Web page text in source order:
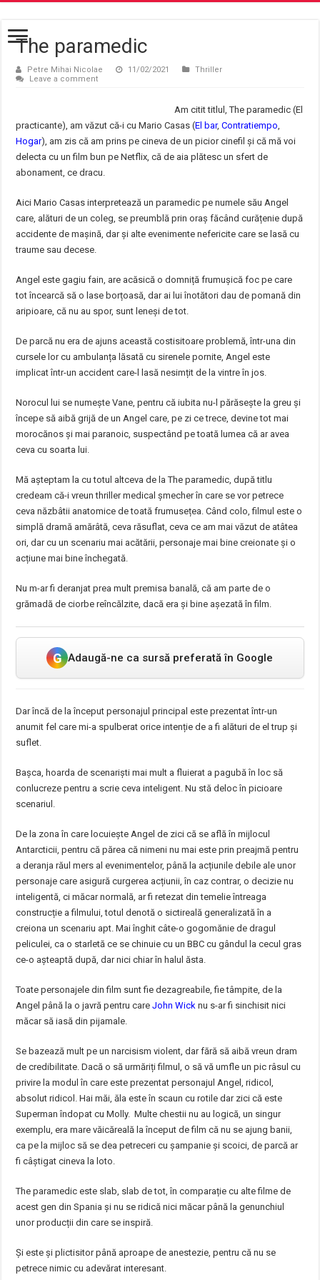
The paramedic
Petre Mihai Nicolae 11/02/2021
Thriller
Leave a comment
Am citit titlul, The paramedic (El
practicante), am văzut că-i cu Mario Casas (El bar,Contratiempo,
Hogar), am zis că am prins pe cineva de un picior cinefil și că mă voi
delecta cu un film bun pe Netflix, că de aia plătesc un sfert de
abonament, ce dracu.
Aici Mario Casas interpretează un paramedic pe numele său Angel
care, alături de un coleg, se preumblă prin oraș făcând curățenie după
accidente de mașină, dar și alte evenimente nefericite care se lasă cu
traume sau decese.
Angel este gagiu fain, are acăsică o domniță frumușică foc pe care
tot încearcă să o lase borțoasă, dar ai lui înotători dau de pomană din
aripioare, că nu au spor, sunt leneși de tot.
De parcă nu era de ajuns această costisitoare problemă, într-una din
cursele lor cu ambulanța lăsată cu sirenele pornite, Angel este
implicat într-un accident care-l lasă nesimțit de la vintre în jos.
Norocul lui se numește Vane, pentru că iubita nu-l părăsește la greu și
începe să aibă grijă de un Angel care, pe zi ce trece, devine tot mai
morocănos și mai paranoic, suspectând pe toată lumea că ar avea
ceva cu soarta lui.
Mă așteptam la cu totul altceva de la The paramedic, după titlu
credeam că-i vreun thriller medical șmecher în care se vor petrece
ceva năzbâtii anatomice de toată frumusețea. Când colo, filmul este o
simplă dramă amărâtă, ceva răsuflat, ceva ce am mai văzut de atâtea
ori, dar cu un scenariu mai acătării, personaje mai bine creionate și o
acțiune mai bine închegată.
Nu m-ar fi deranjat prea mult premisa banală, că am parte de o
grămadă de ciorbe reîncălzite, dacă era și bine așezată în film.
G Adaugă-ne ca sursă preferată în Google
Dar încă de la început personajul principal este prezentat într-un
anumit fel care mi-a spulberat orice intenție de a fi alături de el trup și
suflet.
Bașca, hoarda de scenariști mai mult a fluierat a pagubă în loc să
conlucreze pentru a scrie ceva inteligent. Nu stă deloc în picioare
scenariul.
De la zona în care locuiește Angel de zici că se află în mijlocul
Antarcticii, pentru că părea că nimeni nu mai este prin preajmă pentru
a deranja răul mers al evenimentelor, până la acțiunile debile ale unor
personaje care asigură curgerea acțiunii, în caz contrar, o decizie nu
inteligentă, ci măcar normală, ar fi retezat din temelie întreaga
construcție a filmului, totul denotă o sictireală generalizată în a
creiona un scenariu apt. Mai înghit câte-o gogomănie de dragul
peliculei, ca o starletă ce se chinuie cu un BBC cu gândul la cecul gras
ce-o așteaptă după, dar nici chiar în halul ăsta.
Toate personajele din film sunt fie dezagreabile, fie tâmpite, de la
Angel până la o javră pentru careJohn Wick nu s-ar fi sinchisit nici
măcar să iasă din pijamale.
Se bazează mult pe un narcisism violent, dar fără să aibă vreun dram
de credibilitate. Dacă o să urmăriți filmul, o să vă umfle un pic râsul cu
privire la modul în care este prezentat personajul Angel, ridicol,
absolut ridicol. Hai măi, ăla este în scaun cu rotile dar zici că este
Superman îndopat cu Molly. Multe chestii nu au logică, un singur
exemplu, era mare văicăreală la început de film că nu se ajung banii,
ca pe la mijloc să se dea petreceri cu șampanie și scoici, de parcă ar
fi câștigat cineva la loto.
The paramedic este slab, slab de tot, în comparație cu alte filme de
acest gen din Spania și nu se ridică nici măcar până la genunchiul
unor producții din care se inspiră.
Și este și plictisitor până aproape de anestezie, pentru că nu se
petrece nimic cu adevărat interesant.